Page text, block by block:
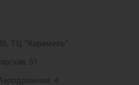
ТЦ "Карамель"
51
4